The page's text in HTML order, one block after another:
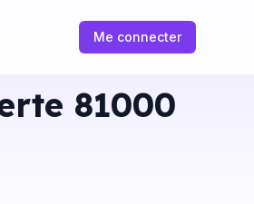
Me connecter
81000